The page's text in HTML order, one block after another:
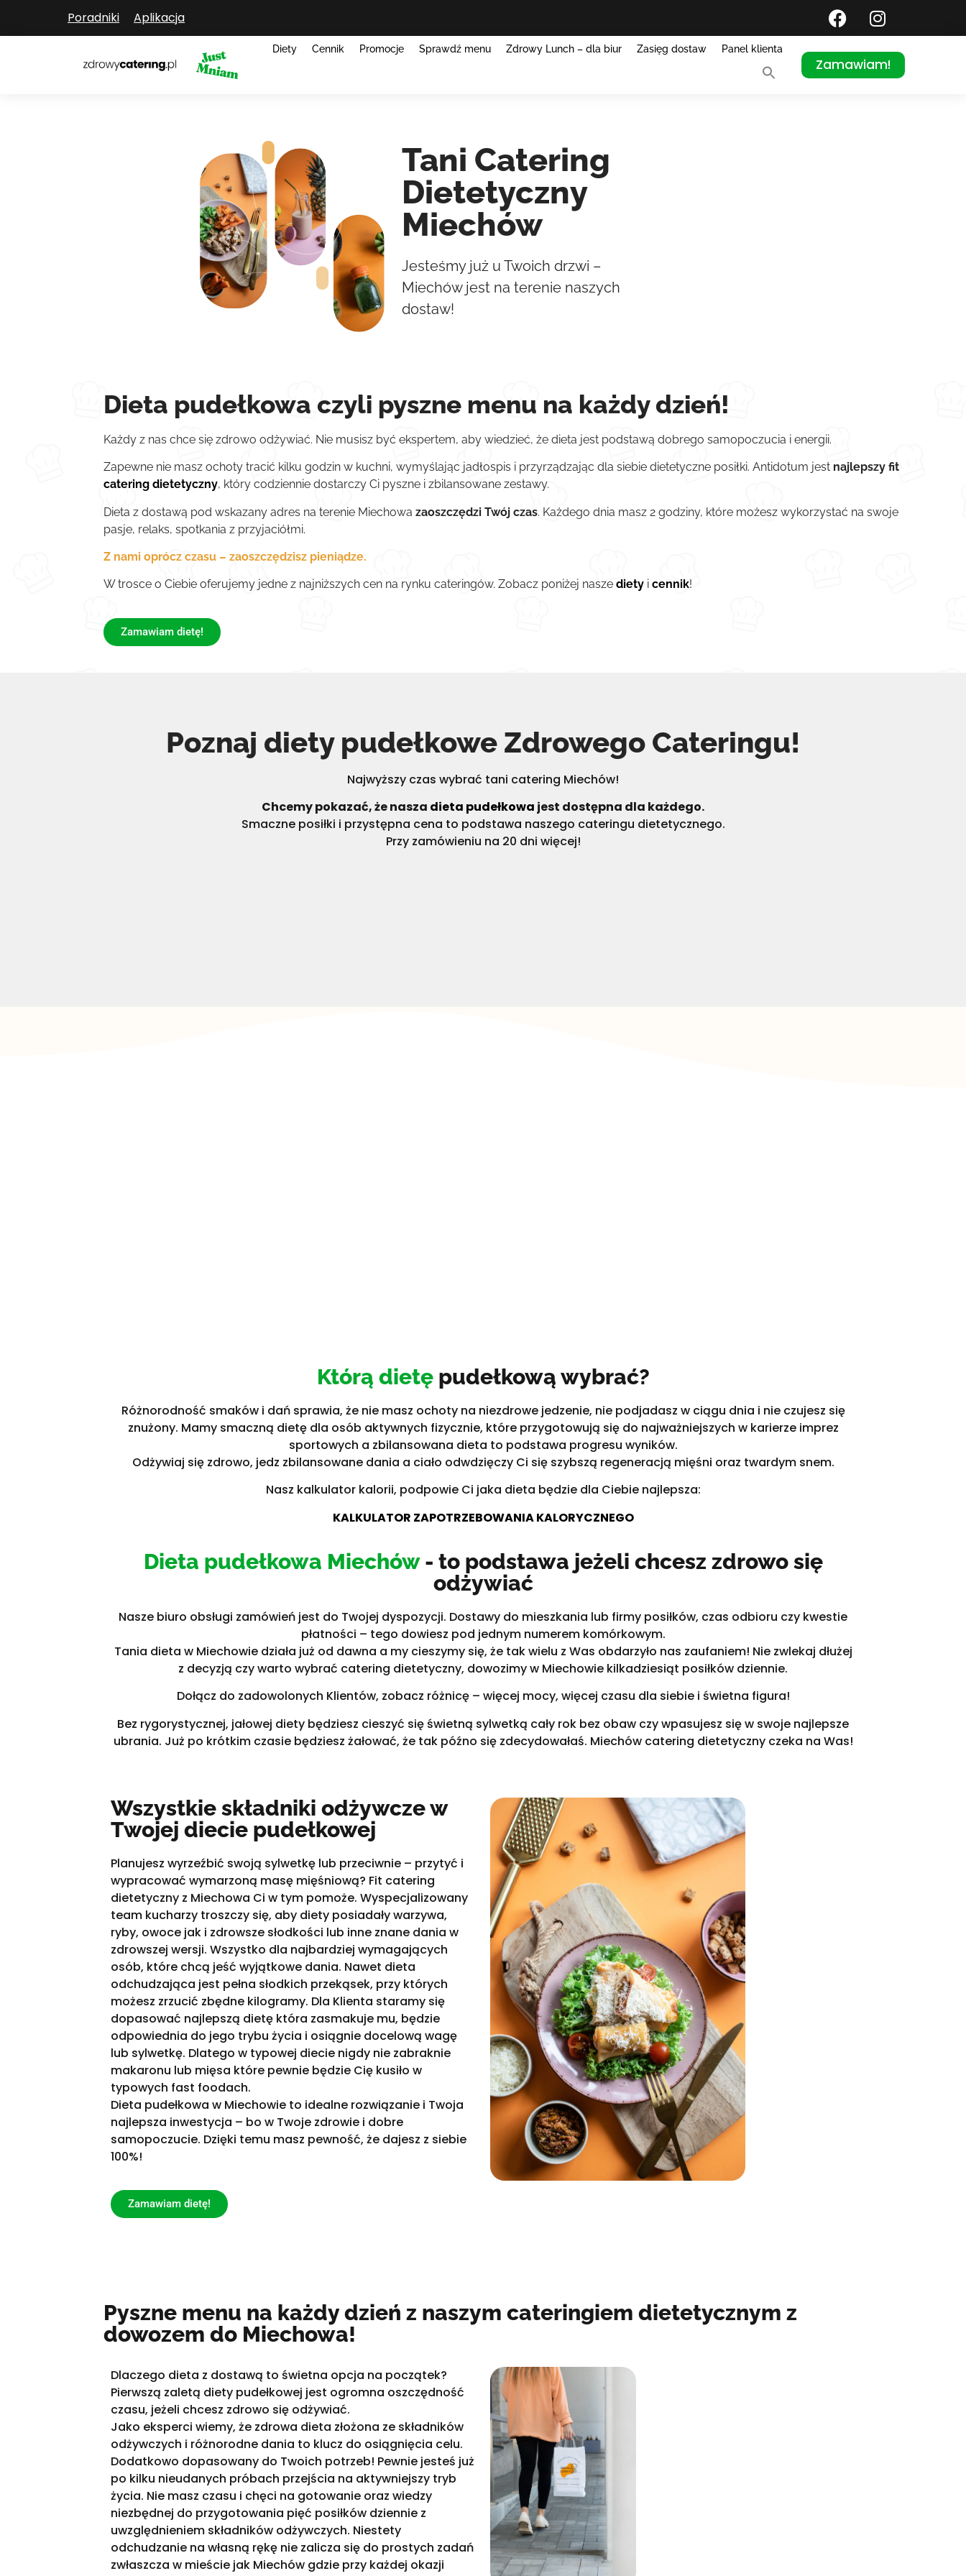
Poradniki Aplikacja
Diety Cennik Promocje Sprawdź menu Zdrowy Lunch – dla biur Zasięg dostaw Panel klienta
Zamawiam!
Tani Catering
Dietetyczny
Miechów
Jesteśmy już u Twoich drzwi –
Miechów jest na terenie naszych
dostaw!
Dieta pudełkowa czyli pyszne menu na każdy dzień!
Każdy z nas chce się zdrowo odżywiać. Nie musisz być ekspertem, aby wiedzieć, że dieta jest podstawą dobrego samopoczucia i energii.
Zapewne nie masz ochoty tracić kilku godzin w kuchni, wymyślając jadłospis i przyrządzając dla siebie dietetyczne posiłki. Antidotum jest najlepszy fit
catering dietetyczny, który codziennie dostarczy Ci pyszne i zbilansowane zestawy.
Dieta z dostawą pod wskazany adres na terenie Miechowazaoszczędzi Twój czas. Każdego dnia masz 2 godziny, które możesz wykorzystać na swoje
pasje, relaks, spotkania z przyjaciółmi.
Z nami oprócz czasu – zaoszczędzisz pieniądze.
W trosce o Ciebie oferujemy jedne z najniższych cen na rynku cateringów. Zobacz poniżej naszediety icennik!
Zamawiam dietę!
Poznaj diety pudełkowe Zdrowego Cateringu!
Najwyższy czas wybrać tani catering Miechów!
Chcemy pokazać, że nasza dieta pudełkowa jest dostępna dla każdego.
Smaczne posiłki i przystępna cena to podstawa naszego cateringu dietetycznego.
Przy zamówieniu na 20 dni więcej!
Którą dietępudełkową wybrać?
Różnorodność smaków i dań sprawia, że nie masz ochoty na niezdrowe jedzenie, nie podjadasz w ciągu dnia i nie czujesz się
znużony. Mamy smaczną dietę dla osób aktywnych fizycznie, które przygotowują się do najważniejszych w karierze imprez
sportowych a zbilansowana dieta to podstawa progresu wyników.
Odżywiaj się zdrowo, jedz zbilansowane dania a ciało odwdzięczy Ci się szybszą regeneracją mięśni oraz twardym snem.
Nasz kalkulator kalorii, podpowie Ci jaka dieta będzie dla Ciebie najlepsza:
KALKULATOR ZAPOTRZEBOWANIA KALORYCZNEGO
Dieta pudełkowa Miechów- to podstawa jeżeli chcesz zdrowo się
odżywiać
Nasze biuro obsługi zamówień jest do Twojej dyspozycji. Dostawy do mieszkania lub firmy posiłków, czas odbioru czy kwestie
płatności – tego dowiesz pod jednym numerem komórkowym.
Tania dieta w Miechowie działa już od dawna a my cieszymy się, że tak wielu z Was obdarzyło nas zaufaniem! Nie zwlekaj dłużej
z decyzją czy warto wybrać catering dietetyczny, dowozimy w Miechowie kilkadziesiąt posiłków dziennie.
Dołącz do zadowolonych Klientów, zobacz różnicę – więcej mocy, więcej czasu dla siebie i świetna figura!
Bez rygorystycznej, jałowej diety będziesz cieszyć się świetną sylwetką cały rok bez obaw czy wpasujesz się w swoje najlepsze
ubrania. Już po krótkim czasie będziesz żałować, że tak późno się zdecydowałaś. Miechów catering dietetyczny czeka na Was!
Wszystkie składniki odżywcze w
Twojej diecie pudełkowej
Planujesz wyrzeźbić swoją sylwetkę lub przeciwnie – przytyć i
wypracować wymarzoną masę mięśniową? Fit catering
dietetyczny z Miechowa Ci w tym pomoże. Wyspecjalizowany
team kucharzy troszczy się, aby diety posiadały warzywa,
ryby, owoce jak i zdrowsze słodkości lub inne znane dania w
zdrowszej wersji. Wszystko dla najbardziej wymagających
osób, które chcą jeść wyjątkowe dania. Nawet dieta
odchudzająca jest pełna słodkich przekąsek, przy których
możesz zrzucić zbędne kilogramy. Dla Klienta staramy się
dopasować najlepszą dietę która zasmakuje mu, będzie
odpowiednia do jego trybu życia i osiągnie docelową wagę
lub sylwetkę. Dlatego w typowej diecie nigdy nie zabraknie
makaronu lub mięsa które pewnie będzie Cię kusiło w
typowych fast foodach.
Dieta pudełkowa w Miechowie to idealne rozwiązanie i Twoja
najlepsza inwestycja – bo w Twoje zdrowie i dobre
samopoczucie. Dzięki temu masz pewność, że dajesz z siebie
100%!
Zamawiam dietę!
Pyszne menu na każdy dzień z naszym cateringiem dietetycznym z
dowozem do Miechowa!
Dlaczego dieta z dostawą to świetna opcja na początek?
Pierwszą zaletą diety pudełkowej jest ogromna oszczędność
czasu, jeżeli chcesz zdrowo się odżywiać.
Jako eksperci wiemy, że zdrowa dieta złożona ze składników
odżywczych i różnorodne dania to klucz do osiągnięcia celu.
Dodatkowo dopasowany do Twoich potrzeb! Pewnie jesteś już
po kilku nieudanych próbach przejścia na aktywniejszy tryb
życia. Nie masz czasu i chęci na gotowanie oraz wiedzy
niezbędnej do przygotowania pięć posiłków dziennie z
uwzględnieniem składników odżywczych. Niestety
odchudzanie na własną rękę nie zalicza się do prostych zadań
zwłaszcza w mieście jak Miechów gdzie przy każdej okazji